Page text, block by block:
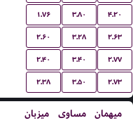
۱.۷۶ ۳.۸۰ ۴.۲۰
۲.۶۰ ۳.۲۸ ۲.۶۳
۲.۴۰ ۳.۴۰ ۲.۷۷
۲.۳۸ ۳.۵۰ ۲.۷۳
میزبان مساوی میهمان